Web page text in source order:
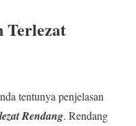
Terlezat
tentunya penjelasan
Rendang. Rendang